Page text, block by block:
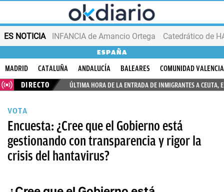
ES NOTICIA INFANCIA de Amancio Ortega
ESPAÑA
MADRID CATALUÑA ANDALUCÍA BALEARES
COMUNIDAD
DIRECTO
ÚLTIMA HORA DE LA ENTRADA DE INMIGRANTES A CEUTA,
VOTA
Encuesta: ¿Cree que el Gobierno está
gestionando con transparencia y rigor la
crisis del hantavirus?